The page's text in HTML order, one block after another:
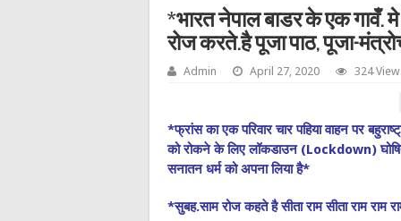
*भारत नेपाल बाडर के एक गावँ. मे
रोज करते.है पूजा पाठ, पूजा-
Admin April 27, 2020 324
*फ्रांस का एक परिवार चार पहिया वाहन पर
को रोकने के लिए लॉकडाउन (Lockdown)
सनातन धर्म को अपना लिया है*
*सुबह.साम रोज कहते है सीता राम सीता राम राम